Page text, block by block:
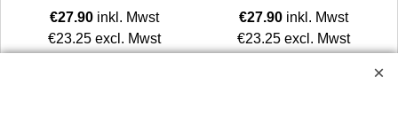
€27.90 inkl. Mwst
€23.25 excl. Mwst
€27.90 inkl. Mwst
€23.25 excl. Mwst
Schleife und einem kleinen Kreuzanhänger.